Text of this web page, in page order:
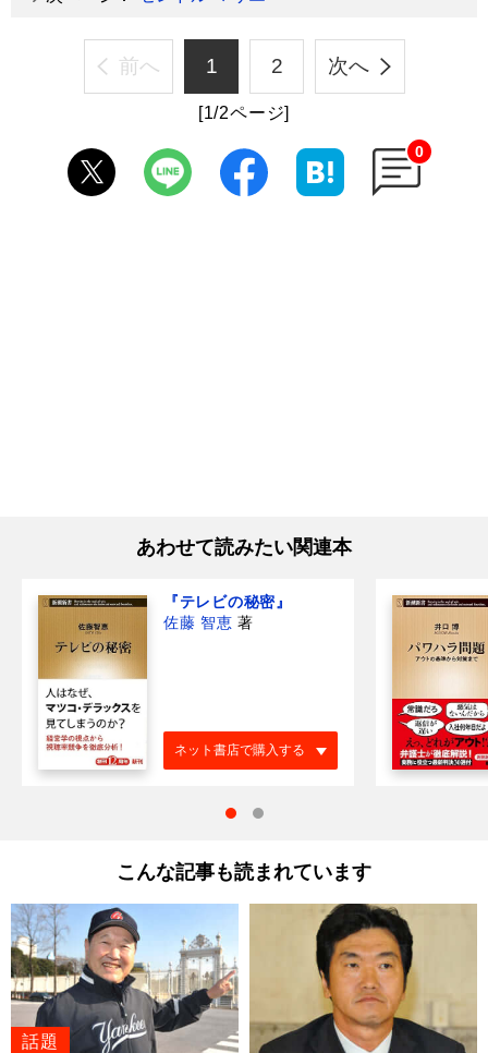
前へ 1 2 次へ
[1/2ページ]
0
あわせて読みたい関連本
『テレビの秘密』
佐藤 智恵 著
ネット書店で購入する
こんな記事も読まれています
話題